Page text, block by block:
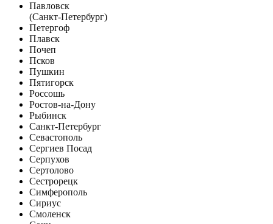
Павловск
(Санкт-Петербург)
Петергоф
Плавск
Почеп
Псков
Пушкин
Пятигорск
Россошь
Ростов-на-Дону
Рыбинск
Санкт-Петербург
Севастополь
Сергиев Посад
Серпухов
Сертолово
Сестрорецк
Симферополь
Сириус
Смоленск